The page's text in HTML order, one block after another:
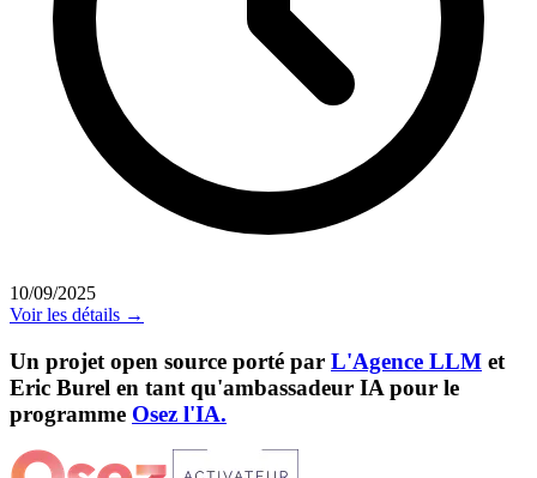
10/09/2025
Voir les détails →
Un projet open source porté par L'Agence LLM et
Eric Burel en tant qu'ambassadeur IA pour le
programme Osez l'IA.